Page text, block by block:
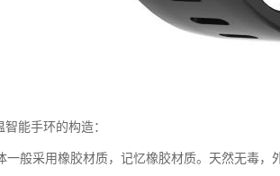
能手环的构造：
一般采用橡胶材质，记忆橡胶材质。天然无毒